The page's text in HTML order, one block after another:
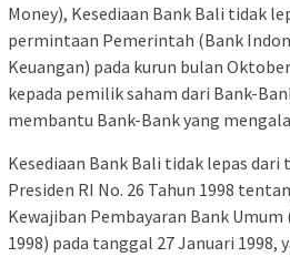
Money), Kesediaan Bank Bali tidak
permintaan Pemerintah (Bank
Keuangan) pada kurun bulan
kepada pemilik saham dari Bank-
membantu Bank-Bank yang
Kesediaan Bank Bali tidak lepas
Presiden RI No. 26 Tahun 1998
Kewajiban Pembayaran Bank Umum
1998) pada tanggal 27 Januari